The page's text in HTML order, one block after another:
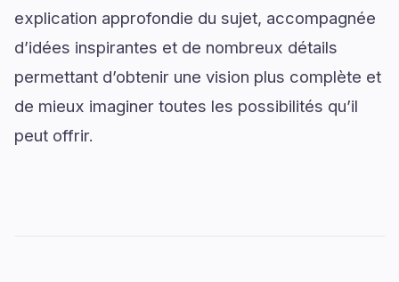
explication approfondie du sujet, accompagnée
d’idées inspirantes et de nombreux détails
permettant d’obtenir une vision plus complète et
de mieux imaginer toutes les possibilités qu’il
peut offrir.